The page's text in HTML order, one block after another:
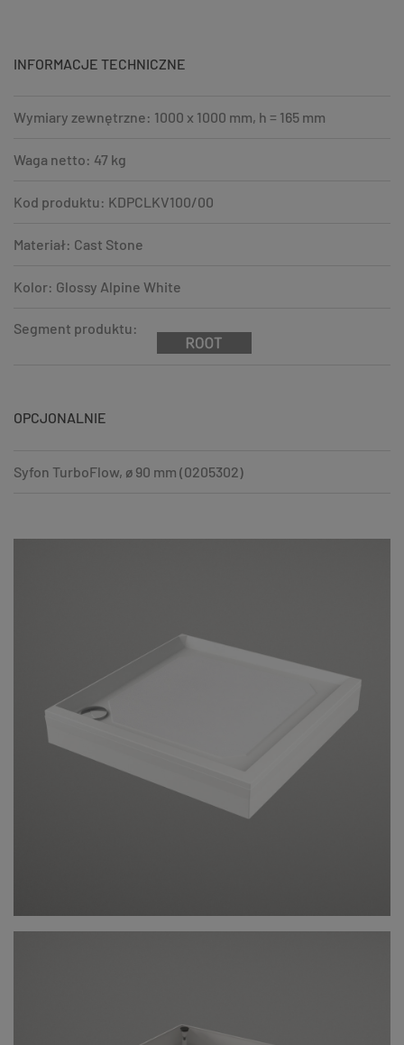
INFORMACJE TECHNICZNE
Wymiary zewnętrzne: 1000 x 1000 mm, h = 165 mm
Waga netto: 47 kg
Kod produktu: KDPCLKV100/00
Materiał: Cast Stone
Kolor: Glossy Alpine White
Segment produktu:
OPCJONALNIE
Syfon TurboFlow, ø 90 mm (0205302)